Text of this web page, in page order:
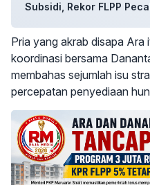
Subsidi, Rekor FLPP
Pria yang akrab disapa Ara
koordinasi bersama
membahas sejumlah isu
percepatan penyediaan